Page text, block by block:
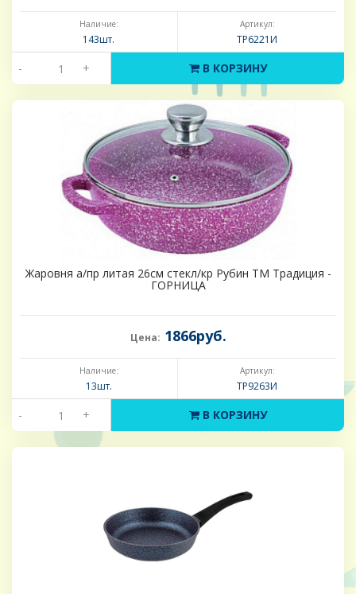
Наличие:
143шт.
Артикул:
ТР6221И
- + В КОРЗИНУ
Жаровня а/пр литая 26см стекл/кр Рубин ТМ Традиция -
ГОРНИЦА
Цена: 1866руб.
Наличие:
13шт.
Артикул:
ТР9263И
- + В КОРЗИНУ